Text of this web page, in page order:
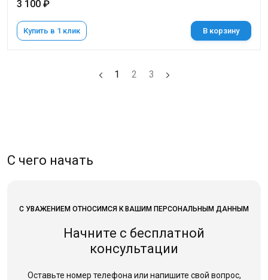
3 100 ₽
Купить в 1 клик В корзину
1 2 3
С чего начать
С УВАЖЕНИЕМ ОТНОСИМСЯ К ВАШИМ ПЕРСОНАЛЬНЫМ ДАННЫМ
Начните с бесплатной
консультации
Оставьте номер телефона или напишите свой вопрос,